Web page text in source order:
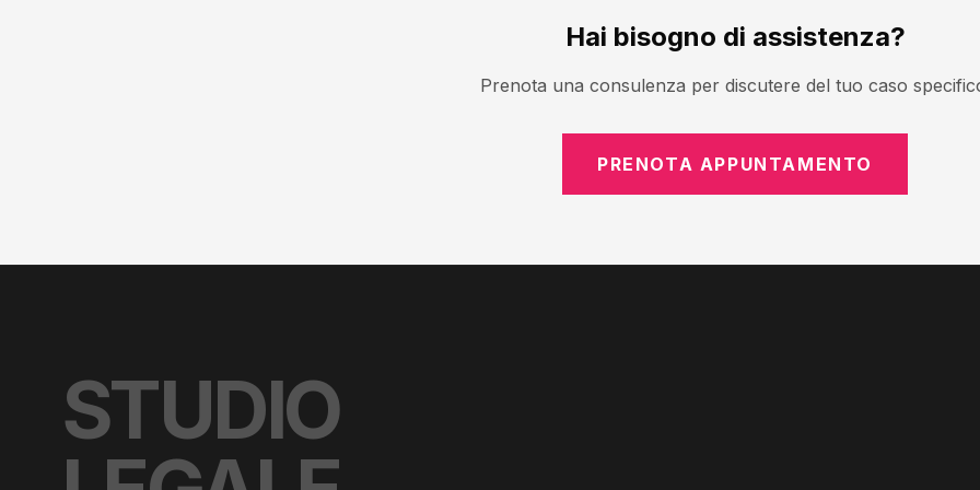
Hai bisogno di assistenza?
Prenota una consulenza per discutere del tuo caso
PRENOTA APPUNTAMENTO
STUDIO